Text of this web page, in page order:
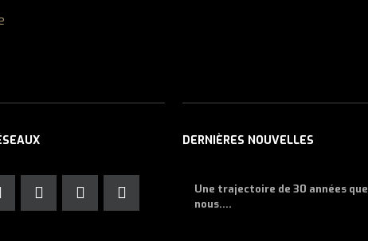
DERNIÈRES NOUVELLES
Une trajectoire de 30 années que
nous....